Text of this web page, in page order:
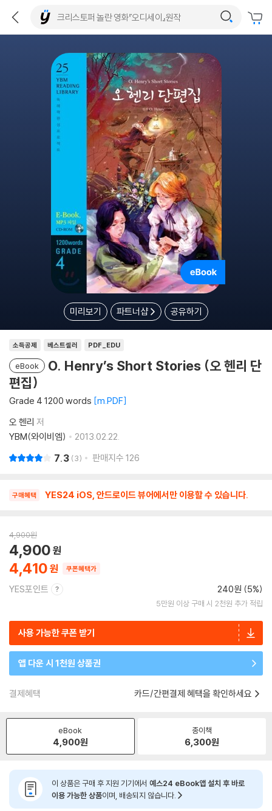
미리보기 파트너샵 공유하기
소득공제 베스트셀러 PDF_EDU
eBook
O. Henry’s Short Stories (오 헨리 단
편집)
Grade 4 1200 words m.PDF
오 헨리 저
YBM(와이비엠)
2013.02.22.
7.3 3 판매지수 126
구매혜택 YES24 iOS, 안드로이드 뷰어에서만 이용할 수 있습니다.
4,900원
4,410
4,900
쿠폰혜택가
YES포인트 240원 (5%)
5만원 이상 구매 시 2천원 추가 적립
사용 가능한 쿠폰 받기
앱 다운 시 1천원 상품권
결제혜택 카드/간편결제 혜택을 확인하세요
eBook
4,900원
종이책
6,300원
이 상품은 구매 후 지원 기기에서 예스24 eBook앱 설치 후 바로
이용 가능한 상품이며, 배송되지 않습니다.